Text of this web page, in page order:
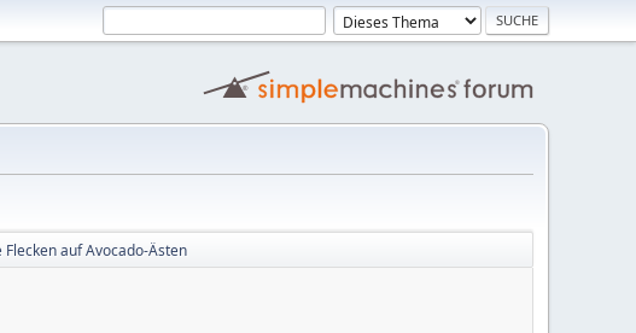
Flecken auf Avocado-Ästen